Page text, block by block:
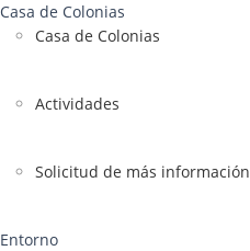
Casa de Colonias
Casa de Colonias
Actividades
Solicitud de más información
Entorno